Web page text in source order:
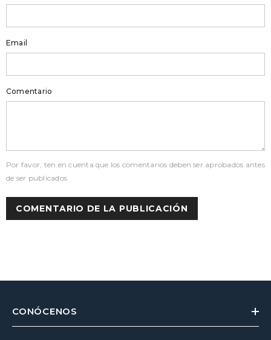
Email
Comentario
Por favor, ten en cuenta que los comentarios deben ser aprobados antes
de ser publicados
CONÓCENOS